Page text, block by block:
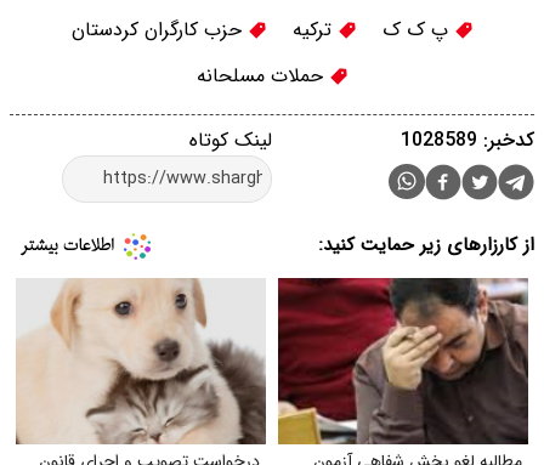
پ ک ک ترکیه
حزب کارگران کردستان
حملات مسلحانه
لینک کوتاه کدخبر: 1028589
از کارزارهای زیر حمایت کنید: